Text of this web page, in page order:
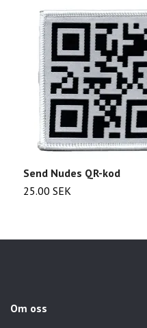
Send Nudes QR-kod
25.00 SEK
Om oss